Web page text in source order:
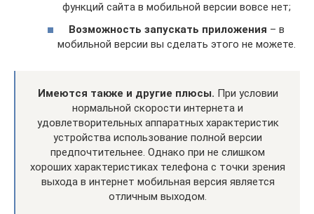
функций сайта в мобильной версии вовсе нет;
Возможность запускать приложения – в
мобильной версии вы сделать этого не можете.
Имеются также и другие плюсы. При условии
нормальной скорости интернета и
удовлетворительных аппаратных характеристик
устройства использование полной версии
предпочтительнее. Однако при не слишком
хороших характеристиках телефона с точки зрения
выхода в интернет мобильная версия является
отличным выходом.